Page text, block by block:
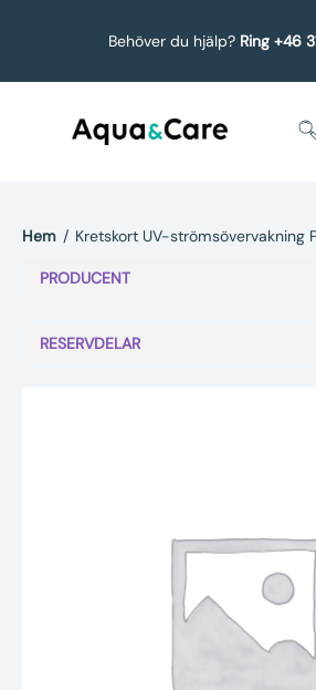
Behöver du hjälp? Ring +46
Kontakt
Hem / Kretskort UV-strömsövervakning
PRODUCENT
RESERVDELAR